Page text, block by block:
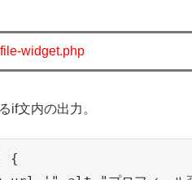
widget.php
if文内の出力。
{